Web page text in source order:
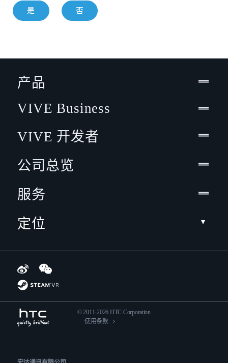
是 否
产品
VIVE Business
VIVE 开发者
公司总览
服务
定位
© 2011-2026 HTC Corporation
使用条款